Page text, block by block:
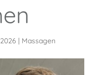
| Massagen